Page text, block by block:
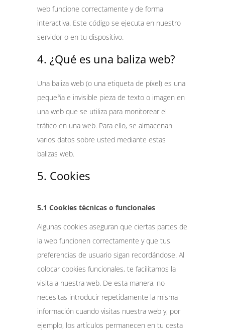
web funcione correctamente y de forma
interactiva. Este código se ejecuta en nuestro
servidor o en tu dispositivo.
4. ¿Qué es una baliza web?
Una baliza web (o una etiqueta de píxel) es una
pequeña e invisible pieza de texto o imagen en
una web que se utiliza para monitorear el
tráfico en una web. Para ello, se almacenan
varios datos sobre usted mediante estas
balizas web.
5. Cookies
5.1 Cookies técnicas o funcionales
Algunas cookies aseguran que ciertas partes de
la web funcionen correctamente y que tus
preferencias de usuario sigan recordándose. Al
colocar cookies funcionales, te facilitamos la
visita a nuestra web. De esta manera, no
necesitas introducir repetidamente la misma
información cuando visitas nuestra web y, por
ejemplo, los artículos permanecen en tu cesta